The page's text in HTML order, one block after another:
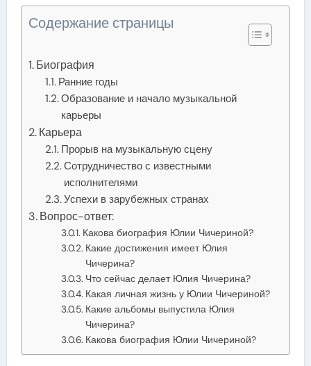
Содержание страницы
Биография
Ранние годы
Образование и начало музыкальной
карьеры
Карьера
Прорыв на музыкальную сцену
Сотрудничество с известными
исполнителями
Успехи в зарубежных странах
Вопрос-ответ:
Какова биография Юлии Чичериной?
Какие достижения имеет Юлия
Чичерина?
Что сейчас делает Юлия Чичерина?
Какая личная жизнь у Юлии Чичериной?
Какие альбомы выпустила Юлия
Чичерина?
Какова биография Юлии Чичериной?